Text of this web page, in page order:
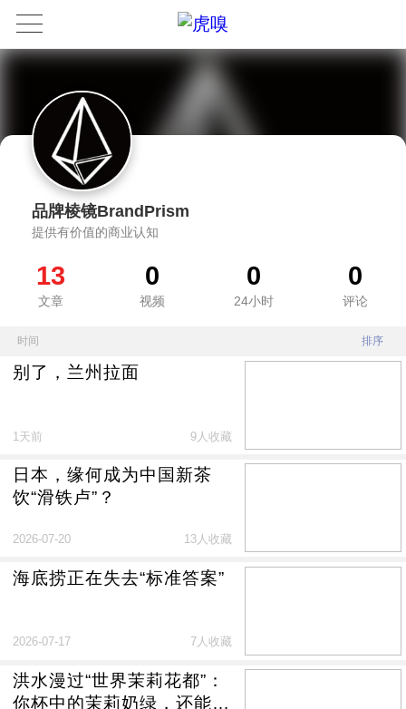
品牌棱镜BrandPrism
提供有价值的商业认知
13
文章
0
视频
0
24小时
0
评论
时间 排序
别了，兰州拉面
1天前 9人收藏
日本，缘何成为中国新茶
饮“滑铁卢”？
2026-07-20 13人收藏
海底捞正在失去“标准答案”
2026-07-17 7人收藏
洪水漫过“世界茉莉花都”：
你杯中的茉莉奶绿，还能香